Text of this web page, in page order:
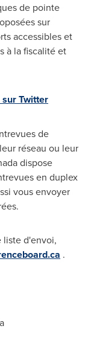
de pointe
sur
accessibles et
à la fiscalité et
sur Twitter
de
réseau ou leur
dispose
en duplex
vous envoyer
liste d'envoi,
.